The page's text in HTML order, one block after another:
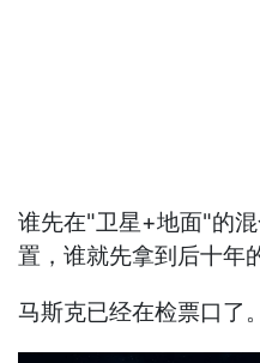
谁先在"卫星+地面"的
置，谁就先拿到后十年
马斯克已经在检票口了。